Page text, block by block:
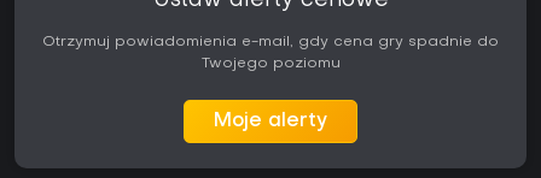
Otrzymuj powiadomienia e-mail, gdy cena gry spadnie do
Twojego poziomu
Moje alerty